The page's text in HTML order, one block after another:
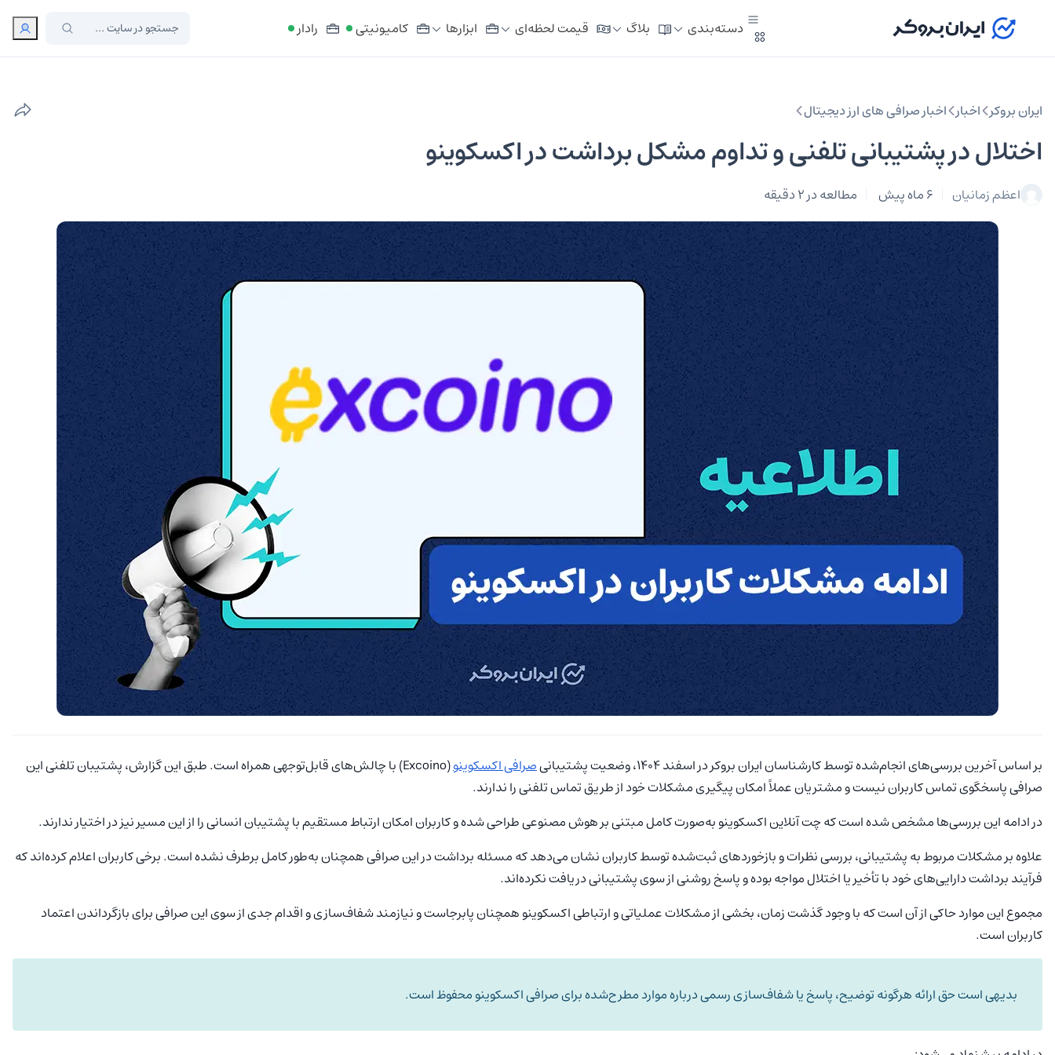
دسته‌بندی بلاگ قیمت لحظه‌ای ابزار‌ها کامیونیتی رادار
ایران بروکر اخبار اخبار صرافی‌ های ارز دیجیتال
اختلال در پشتیبانی تلفنی و تداوم مشکل برداشت در اکسکوینو
اعظم زمانیان 6 ماه پیش مطالعه در 2 دقیقه
بر اساس آخرین بررسی‌های انجام‌شده توسط کارشناسان ایران بروکر در اسفند ۱۴۰۴، وضعیت پشتیبانی صرافی اکسکوینو
(Excoino) با چالش‌های قابل‌توجهی همراه است. طبق این گزارش، پشتیبان تلفنی این
صرافی پاسخگوی تماس کاربران نیست و مشتریان عملاً امکان پیگیری مشکلات خود از طریق تماس تلفنی را ندارند.
در ادامه این بررسی‌ها مشخص شده است که چت آنلاین اکسکوینو به‌صورت کامل مبتنی بر هوش مصنوعی طراحی شده و کاربران امکان ارتباط مستقیم با پشتیبان انسانی را از این مسیر نیز در اختیار ندارند.
علاوه بر مشکلات مربوط به پشتیبانی، بررسی نظرات و بازخوردهای ثبت‌شده توسط کاربران نشان می‌دهد که مسئله برداشت در این صرافی همچنان به‌طور کامل برطرف نشده است. برخی کاربران اعلام کرده‌اند که
فرآیند برداشت دارایی‌های خود با تأخیر یا اختلال مواجه بوده و پاسخ روشنی از سوی پشتیبانی دریافت نکرده‌اند.
مجموع این موارد حاکی از آن است که با وجود گذشت زمان، بخشی از مشکلات عملیاتی و ارتباطی اکسکوینو همچنان پابرجاست و نیازمند شفاف‌سازی و اقدام جدی از سوی این صرافی برای بازگرداندن اعتماد
کاربران است.
بدیهی است حق ارائه هرگونه توضیح، پاسخ یا شفاف‌سازی رسمی درباره موارد مطرح‌شده برای صرافی اکسکوینو محفوظ است.